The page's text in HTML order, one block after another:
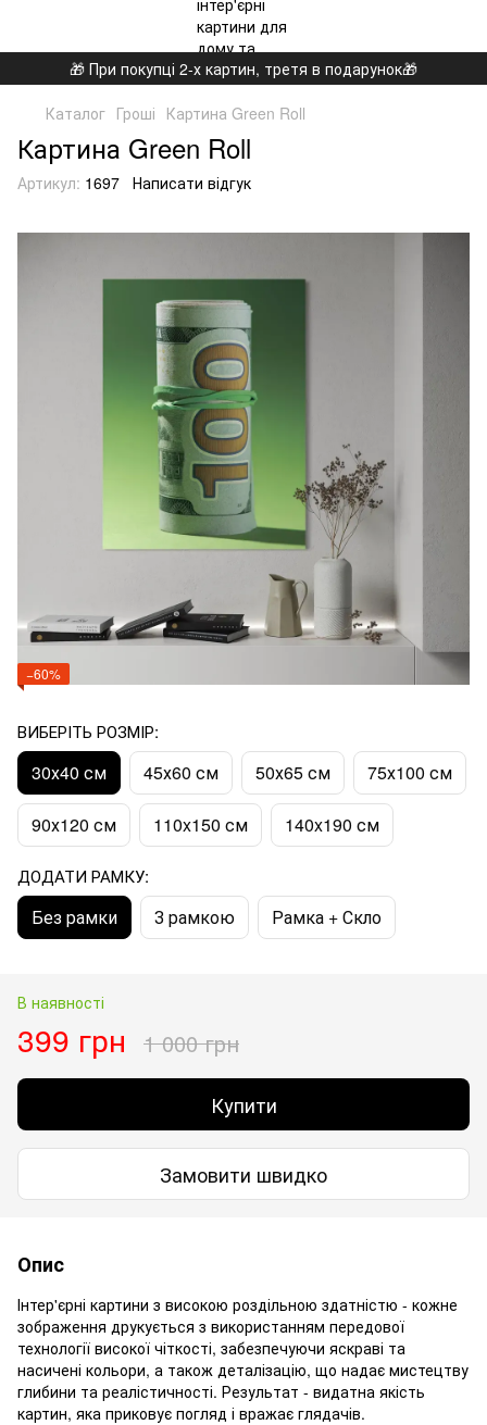
🎁 При покупці 2-х картин, третя в подарунок🎁
Каталог Гроші Картина Green Roll
Картина Green Roll
Артикул: 1697 Написати відгук
−60%
ВИБЕРІТЬ РОЗМІР:
30х40 см 45х60 см 50х65 см 75х100 см
90х120 см 110x150 см 140x190 см
ДОДАТИ РАМКУ:
Без рамки З рамкою Рамка + Скло
В наявності
399 грн 1 000 грн
Купити
Замовити швидко
Опис
Інтер'єрні картини з високою роздільною здатністю - кожне
зображення друкується з використанням передової
технології високої чіткості, забезпечуючи яскраві та
насичені кольори, а також деталізацію, що надає мистецтву
глибини та реалістичності. Результат - видатна якість
картин, яка приковує погляд і вражає глядачів.